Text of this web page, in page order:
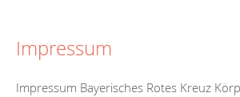
Impressum
Impressum Bayerisches Rotes Kreuz